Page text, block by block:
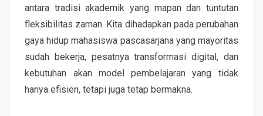
antara tradisi akademik yang mapan dan tuntutan
fleksibilitas zaman. Kita dihadapkan pada perubahan
gaya hidup mahasiswa pascasarjana yang mayoritas
sudah bekerja, pesatnya transformasi digital, dan
kebutuhan akan model pembelajaran yang tidak
hanya efisien, tetapi juga tetap bermakna.